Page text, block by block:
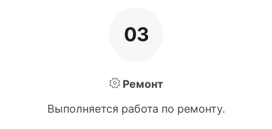
03
Ремонт
Выполняется работа по ремонту.